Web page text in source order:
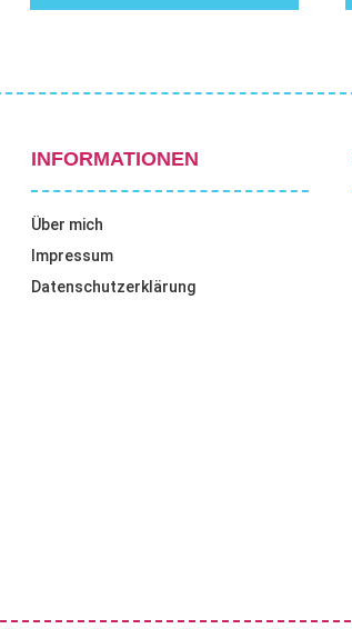
INFORMATIONEN
Über mich
Impressum
Datenschutzerklärung